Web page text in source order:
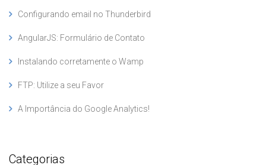
Configurando email no Thunderbird
AngularJS: Formulário de Contato
Instalando corretamente o Wamp
FTP: Utilize a seu Favor
A Importância do Google Analytics!
Categorias